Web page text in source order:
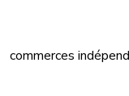
commerces